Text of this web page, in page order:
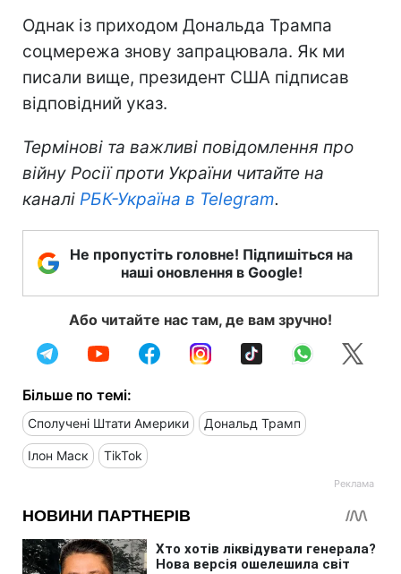
Однак із приходом Дональда Трампа
соцмережа знову запрацювала. Як ми
писали вище, президент США підписав
відповідний указ.
Термінові та важливі повідомлення про
війну Росії проти України читайте на
каналі РБК-Україна в Telegram.
Не пропустіть головне! Підпишіться на
наші оновлення в Google!
Або читайте нас там, де вам зручно!
Більше по темі:
Сполучені Штати Америки Дональд Трамп
Ілон Маск TikTok